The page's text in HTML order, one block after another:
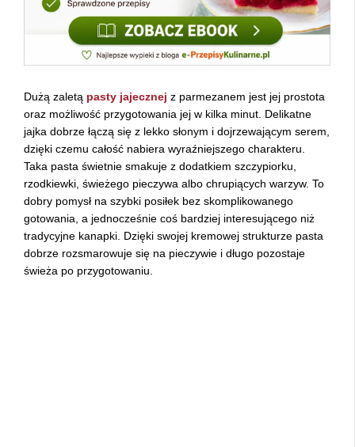
Dużą zaletą pasty jajecznej z parmezanem jest jej prostota
oraz możliwość przygotowania jej w kilka minut. Delikatne
jajka dobrze łączą się z lekko słonym i dojrzewającym serem,
dzięki czemu całość nabiera wyraźniejszego charakteru.
Taka pasta świetnie smakuje z dodatkiem szczypiorku,
rzodkiewki, świeżego pieczywa albo chrupiących warzyw. To
dobry pomysł na szybki posiłek bez skomplikowanego
gotowania, a jednocześnie coś bardziej interesującego niż
tradycyjne kanapki. Dzięki swojej kremowej strukturze pasta
dobrze rozsmarowuje się na pieczywie i długo pozostaje
świeża po przygotowaniu.